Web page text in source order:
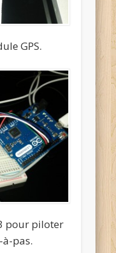
GPS.
pour piloter
pas.